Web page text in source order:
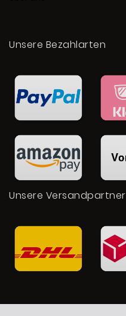
Unsere Bezahlarten
Unsere Versandpartner